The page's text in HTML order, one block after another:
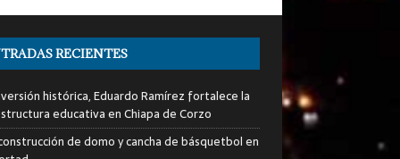
RECIENTES
histórica, Eduardo Ramírez fortalece la
educativa en Chiapa de Corzo
de domo y cancha de básquetbol en